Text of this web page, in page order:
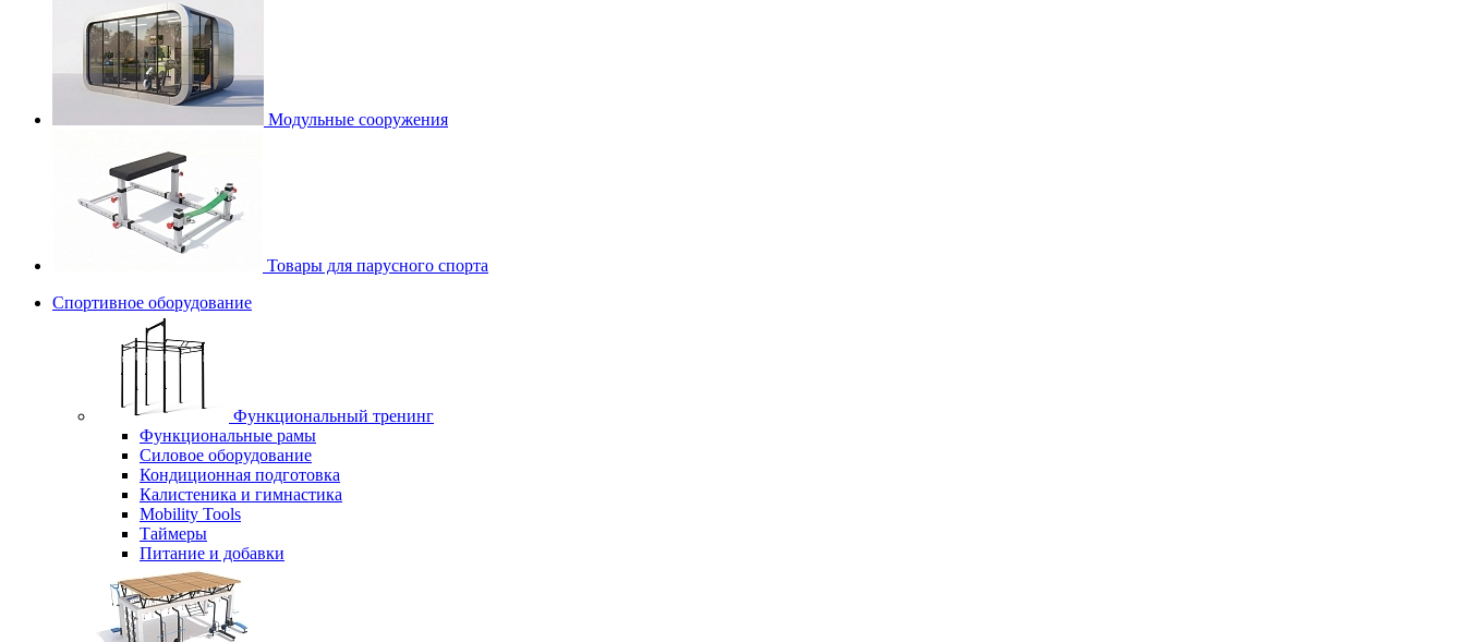
Модульные сооружения
Товары для парусного спорта
Спортивное оборудование
Функциональный тренинг
Функциональные рамы
Силовое оборудование
Кондиционная подготовка
Калистеника и гимнастика
Mobility Tools
Таймеры
Питание и добавки